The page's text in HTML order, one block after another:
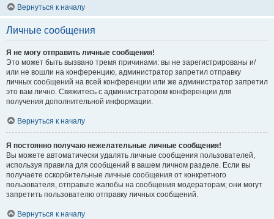
Вернуться к началу
Личные сообщения
Я не могу отправить личные сообщения!
Это может быть вызвано тремя причинами: вы не зарегистрированы и/
или не вошли на конференцию, администратор запретил отправку
личных сообщений на всей конференции или же администратор запретил
это вам лично. Свяжитесь с администратором конференции для
получения дополнительной информации.
Вернуться к началу
Я постоянно получаю нежелательные личные сообщения!
Вы можете автоматически удалять личные сообщения пользователей,
используя правила для сообщений в вашем личном разделе. Если вы
получаете оскорбительные личные сообщения от конкретного
пользователя, отправьте жалобы на сообщения модераторам; они могут
запретить пользователю отправку личных сообщений.
Вернуться к началу